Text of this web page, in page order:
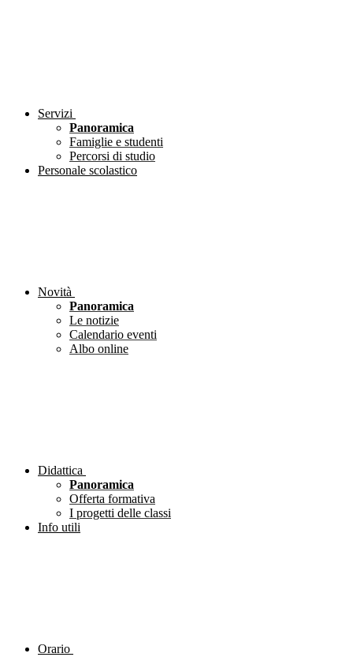
Servizi
Panoramica
Famiglie e studenti
Percorsi di studio
Personale scolastico
Novità
Panoramica
Le notizie
Calendario eventi
Albo online
Didattica
Panoramica
Offerta formativa
I progetti delle classi
Info utili
Orario